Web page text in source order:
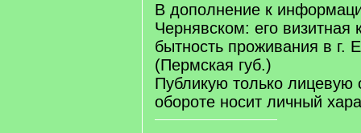
В дополнение к
Чернявском: его визитная
бытность проживания в г.
(Пермская губ.)
Публикую только лицевую
обороте носит личный